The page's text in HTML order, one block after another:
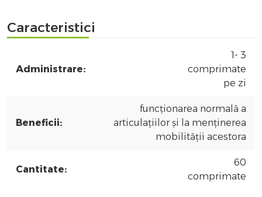
Caracteristici
Administrare:
1- 3
comprimate
pe zi
Beneficii:
funcţionarea normală a
articulaţiilor şi la menţinerea
mobilităţii acestora
Cantitate:
60
comprimate